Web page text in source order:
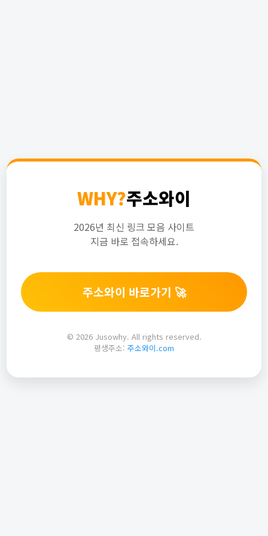
WHY?주소와이
2026년 최신 링크 모음 사이트
지금 바로 접속하세요.
주소와이 바로가기 🚀
© 2026 Jusowhy. All rights reserved.
평생주소: 주소와이.com